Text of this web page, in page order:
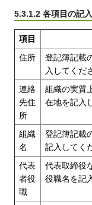
5.3.1.2 各項目の記
項目
住所
登記簿記載
入してくだ
連絡
先住
所
組織の実質
在地を記入
組織
名
登記簿記載
記入してく
代表
者役
職
代表取締役
役職名を記